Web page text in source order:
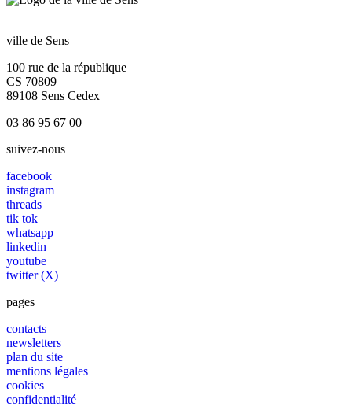
ville de Sens
100 rue de la république
CS 70809
89108 Sens Cedex
03 86 95 67 00
suivez-nous
facebook
instagram
threads
tik tok
whatsapp
linkedin
youtube
twitter (X)
pages
contacts
newsletters
plan du site
mentions légales
cookies
confidentialité